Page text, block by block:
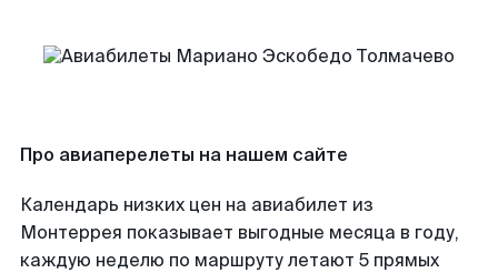
Про авиаперелеты на нашем сайте
Календарь низких цен на авиабилет из
Монтеррея показывает выгодные месяца в году,
каждую неделю по маршруту летают 5 прямых